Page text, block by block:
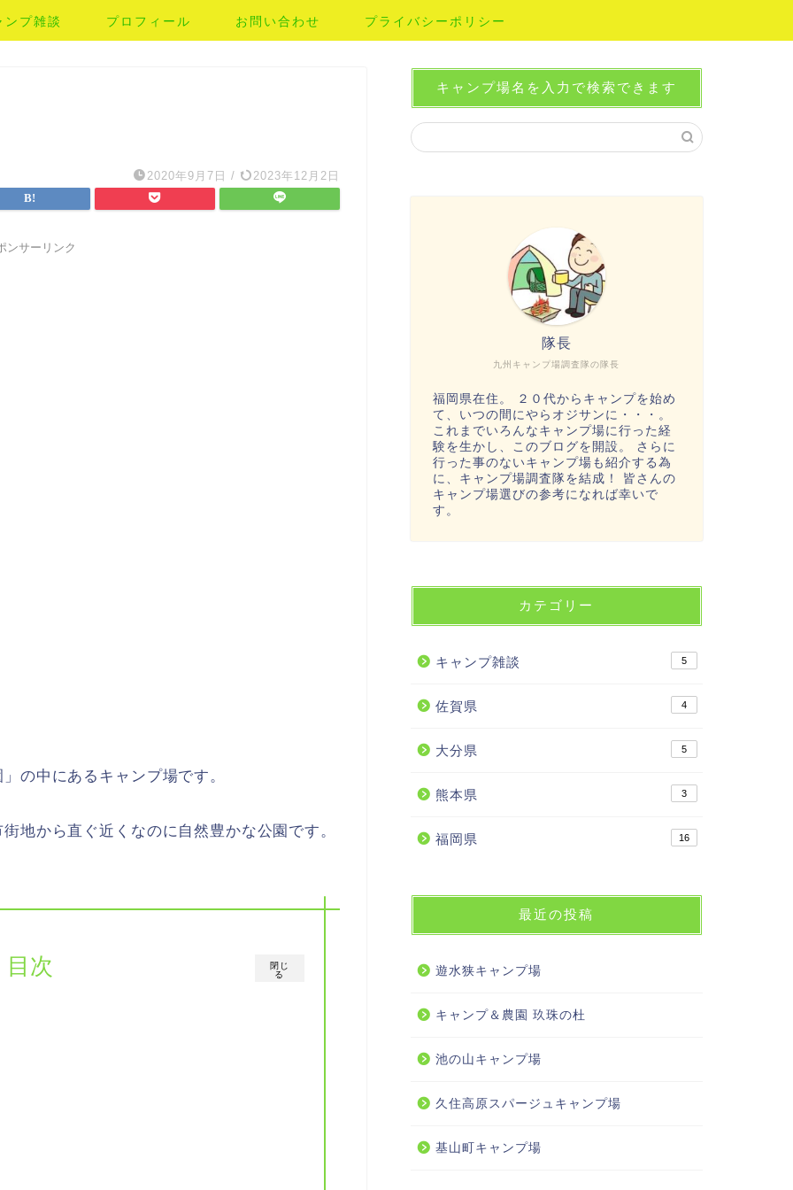
ンプ雑談 プロフィール お問い合わせ プライバシーポリシー
2020年9月7日 / 2023年12月2日
ンサーリンク
の中にあるキャンプ場です。
地から直ぐ近くなのに自然豊かな公園です。
閉じ
る
目次
キャンプ場名を入力で検索できます
九州キャンプ場調査隊の隊長
隊長
福岡県在住。 ２０代からキャンプを始め
て、いつの間にやらオジサンに・・・。
これまでいろんなキャンプ場に行った経
験を生かし、このブログを開設。 さらに
行った事のないキャンプ場も紹介する為
に、キャンプ場調査隊を結成！ 皆さんの
キャンプ場選びの参考になれば幸いで
す。
カテゴリー
キャンプ雑談 5
佐賀県 4
大分県 5
熊本県 3
福岡県 16
最近の投稿
遊水狭キャンプ場
キャンプ＆農園 玖珠の杜
池の山キャンプ場
久住高原スパージュキャンプ場
基山町キャンプ場